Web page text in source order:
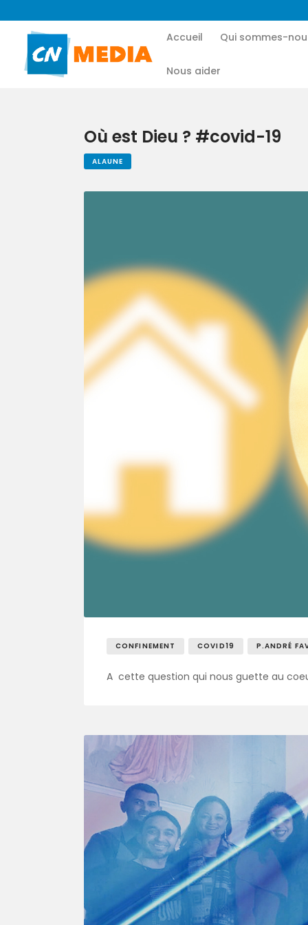
Accueil Qui sommes-
Nous aider
Où est Dieu ? #covid-19
ALAUNE
CONFINEMENT COVID19 P.ANDRÉ
A cette question qui nous guette au